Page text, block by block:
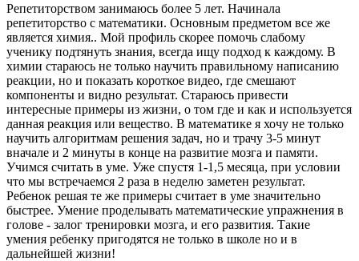
Репетиторством занимаюсь более 5 лет. Начинала
репетиторство с математики. Основным предметом все же
является химия.. Мой профиль скорее помочь слабому
ученику подтянуть знания, всегда ищу подход к каждому. В
химии стараюсь не только научить правильному написанию
реакции, но и показать короткое видео, где смешают
компоненты и видно результат. Стараюсь привести
интересные примеры из жизни, о том где и как и используется
данная реакция или вещество. В математике я хочу не только
научить алгоритмам решения задач, но и трачу 3-5 минут
вначале и 2 минуты в конце на развитие мозга и памяти.
Учимся считать в уме. Уже спустя 1-1,5 месяца, при условии
что мы встречаемся 2 раза в неделю заметен результат.
Ребенок решая те же примеры считает в уме значительно
быстрее. Умение проделывать математические упражнения в
голове - залог тренировки мозга, и его развития. Такие
умения ребенку пригодятся не только в школе но и в
дальнейшей жизни!